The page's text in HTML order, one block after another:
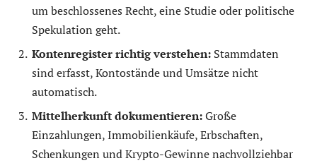
um beschlossenes Recht, eine Studie oder politische
Spekulation geht.
Kontenregister richtig verstehen: Stammdaten
sind erfasst, Kontostände und Umsätze nicht
automatisch.
Mittelherkunft dokumentieren:Große
Einzahlungen, Immobilienkäufe, Erbschaften,
Schenkungen und Krypto-Gewinne nachvollziehbar